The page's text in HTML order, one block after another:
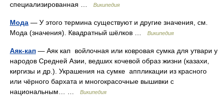
специализированная …
Википедия
Мода — У этого термина существуют и другие значения, см.
Мода (значения). Квадратный шёлков …
Википедия
Аяк-кап — Аяк кап войлочная или ковровая сумка для утвари у
народов Средней Азии, ведших кочевой образ жизни (казахи,
киргизы и др.). Украшения на сумке аппликации из красного
или чёрного бархата и многокрасочные вышивки с
национальным… …
Википедия